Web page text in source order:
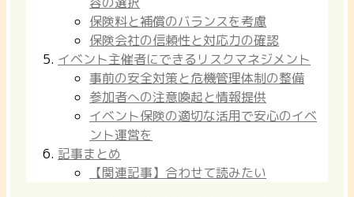
保険料と補償のバランスを考慮
保険会社の信頼性と対応力の確認
イベント主催者にできるリスクマネジメント
事前の安全対策と危機管理体制の整備
参加者への注意喚起と情報提供
イベント保険の適切な活用で安心のイベ
ント運営を
記事まとめ
【関連記事】合わせて読みたい